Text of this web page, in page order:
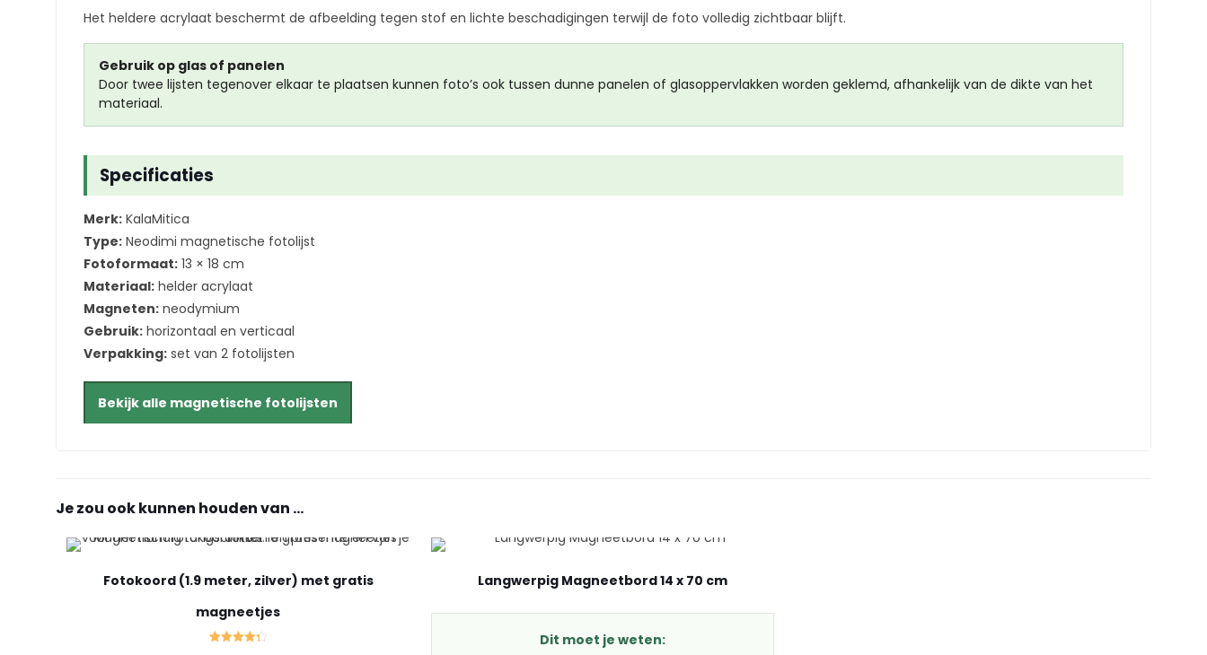
Het heldere acrylaat beschermt de afbeelding tegen stof en lichte beschadigingen terwijl de foto volledig zichtbaar blijft.
Gebruik op glas of panelen
Door twee lijsten tegenover elkaar te plaatsen kunnen foto’s ook tussen dunne panelen of glasoppervlakken worden geklemd, afhankelijk van de dikte van het
materiaal.
Specificaties
Merk: KalaMitica
Type: Neodimi magnetische fotolijst
Fotoformaat: 13 × 18 cm
Materiaal: helder acrylaat
Magneten: neodymium
Gebruik: horizontaal en verticaal
Verpakking: set van 2 fotolijsten
Bekijk alle magnetische fotolijsten
Je zou ook kunnen houden van …
Fotokoord (1.9 meter, zilver) met gratis
magneetjes
Langwerpig Magneetbord 14 x 70 cm
Dit moet je weten: